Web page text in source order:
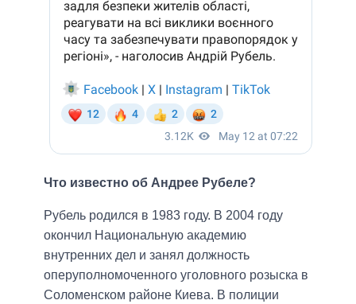
Что известно об Андрее Рубеле?
Рубель родился в 1983 году. В 2004 году
окончил Национальную академию
внутренних дел и занял должность
оперуполномоченного уголовного розыска в
Соломенском районе Киева. В полиции